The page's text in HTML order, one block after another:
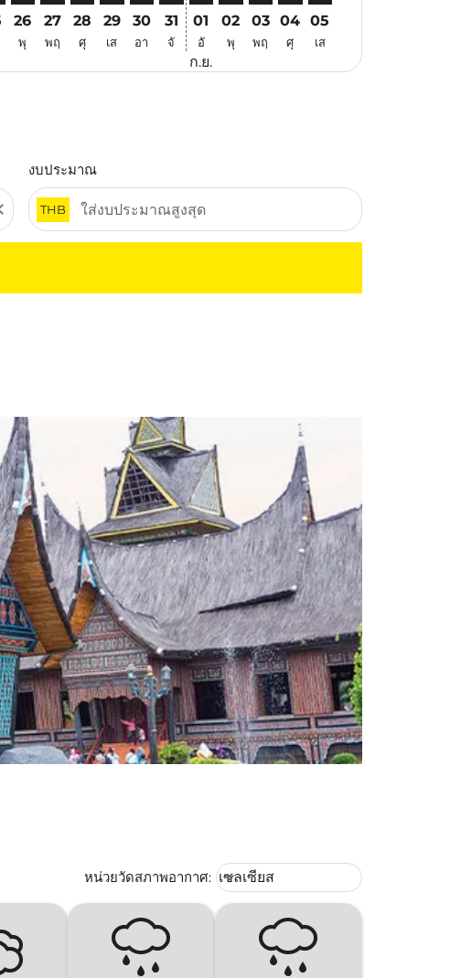
26
พุ
27
พฤ
28
ศุ
29
เส
30
อา
31
จั
01
อั
ก.ย.
02
พุ
03
พฤ
04
ศุ
05
เส
งบประมาณ
THB
หน่วยวัดสภาพอากาศ: Weather unit option เซลเซียส
เซลเซียส
keyboard_arrow_down